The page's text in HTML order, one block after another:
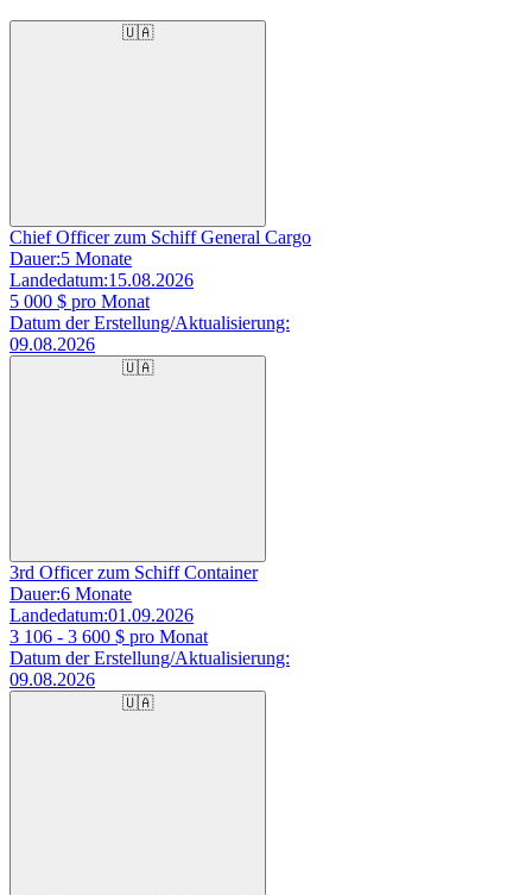
🇺🇦
Chief Officer zum Schiff General Cargo
Dauer:5 Monate
Landedatum:15.08.2026
5 000 $ pro Monat
Datum der Erstellung/Aktualisierung:
09.08.2026
🇺🇦
3rd Officer zum Schiff Container
Dauer:6 Monate
Landedatum:01.09.2026
3 106 - 3 600 $ pro Monat
Datum der Erstellung/Aktualisierung:
09.08.2026
🇺🇦